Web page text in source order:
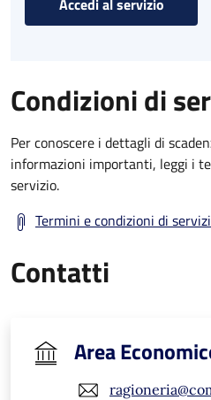
Condizioni di
Per conoscere i dettagli di
informazioni importanti, leggi i
servizio.
Termini e condizioni di
Contatti
Area